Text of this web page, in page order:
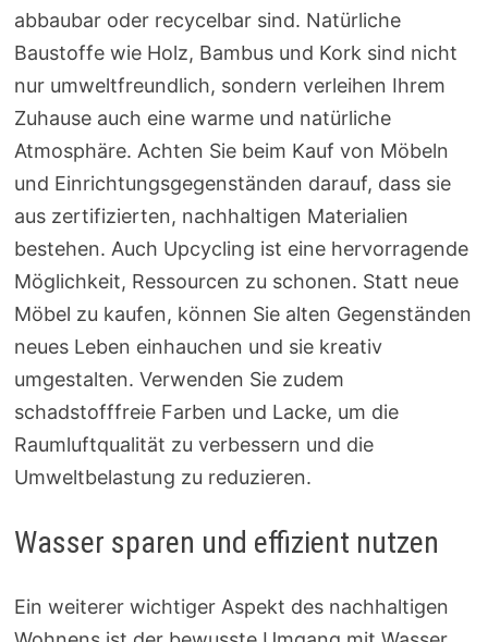
abbaubar oder recycelbar sind. Natürliche
Baustoffe wie Holz, Bambus und Kork sind nicht
nur umweltfreundlich, sondern verleihen Ihrem
Zuhause auch eine warme und natürliche
Atmosphäre. Achten Sie beim Kauf von Möbeln
und Einrichtungsgegenständen darauf, dass sie
aus zertifizierten, nachhaltigen Materialien
bestehen. Auch Upcycling ist eine hervorragende
Möglichkeit, Ressourcen zu schonen. Statt neue
Möbel zu kaufen, können Sie alten Gegenständen
neues Leben einhauchen und sie kreativ
umgestalten. Verwenden Sie zudem
schadstofffreie Farben und Lacke, um die
Raumluftqualität zu verbessern und die
Umweltbelastung zu reduzieren.
Wasser sparen und effizient nutzen
Ein weiterer wichtiger Aspekt des nachhaltigen